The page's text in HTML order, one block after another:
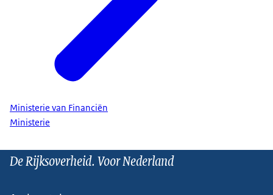
Ministerie van Financiën
Ministerie
De Rijksoverheid. Voor Nederland